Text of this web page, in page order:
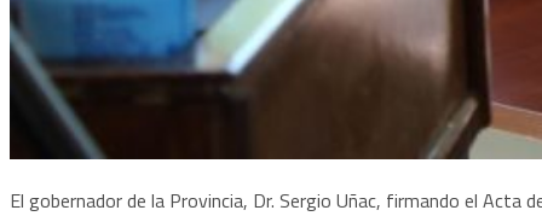
El gobernador de la Provincia, Dr. Sergio Uñac, firmando el Acta